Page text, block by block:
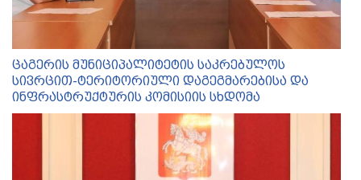
ცაგერის მუნიციპალიტეტის საკრებულოს
სივრცით-ტერიტორიული დაგეგმარებისა და
ინფრასტრუქტურის კომისიის სხდომა